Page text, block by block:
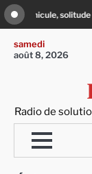
Skip
to
content
: quand le lien
samedi
août 8, 2026
Radio de